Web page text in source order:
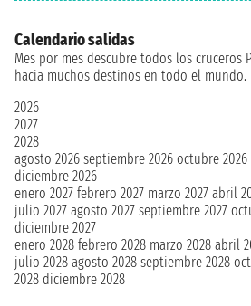
Calendario salidas
Mes por mes descubre todos los cruceros
hacia muchos destinos en todo el mundo.
2026
2027
2028
agosto 2026 septiembre 2026 octubre 2026
diciembre 2026
enero 2027 febrero 2027 marzo 2027 abril
julio 2027 agosto 2027 septiembre 2027
diciembre 2027
enero 2028 febrero 2028 marzo 2028 abril
julio 2028 agosto 2028 septiembre 2028
2028 diciembre 2028